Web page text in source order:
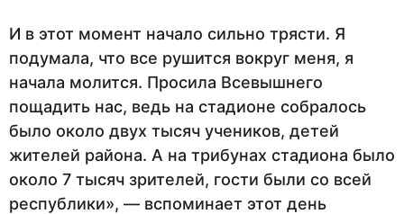
И в этот момент начало сильно трясти. Я
подумала, что все рушится вокруг меня, я
начала молится. Просила Всевышнего
пощадить нас, ведь на стадионе собралось
было около двух тысяч учеников, детей
жителей района. А на трибунах стадиона было
около 7 тысяч зрителей, гости были со всей
республики», — вспоминает этот день